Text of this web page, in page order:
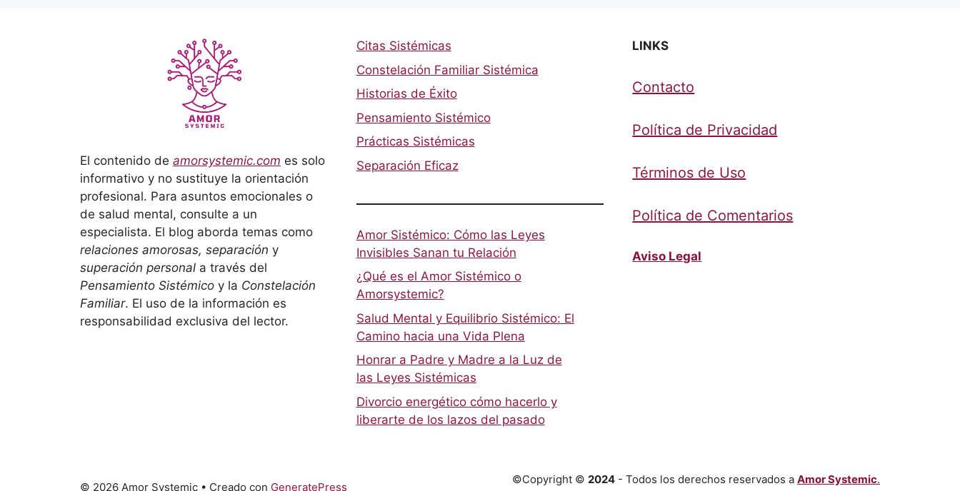
El contenido de amorsystemic.com es solo
informativo y no sustituye la orientación
profesional. Para asuntos emocionales o
de salud mental, consulte a un
especialista. El blog aborda temas como
relaciones amorosas, separación y
superación personal a través del
Pensamiento Sistémico y la Constelación
Familiar. El uso de la información es
responsabilidad exclusiva del lector.
Citas Sistémicas
Constelación Familiar Sistémica
Historias de Éxito
Pensamiento Sistémico
Prácticas Sistémicas
Separación Eficaz
Amor Sistémico: Cómo las Leyes
Invisibles Sanan tu Relación
¿Qué es el Amor Sistémico o
Amorsystemic?
Salud Mental y Equilibrio Sistémico: El
Camino hacia una Vida Plena
Honrar a Padre y Madre a la Luz de
las Leyes Sistémicas
Divorcio energético cómo hacerlo y
liberarte de los lazos del pasado
LINKS
Contacto
Política de Privacidad
Términos de Uso
Política de Comentarios
Aviso Legal
©Copyright © 2024 - Todos los derechos reservados a Amor Systemic.
© 2026 Amor Systemic • Creado con GeneratePress